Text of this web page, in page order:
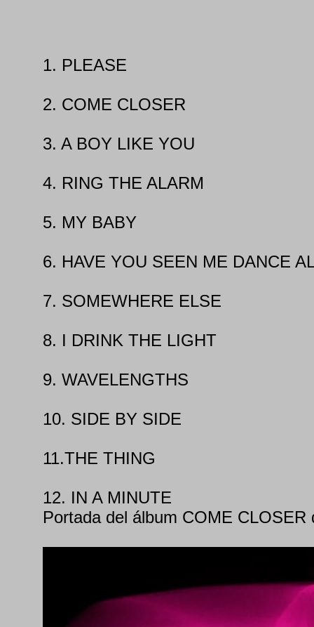
1. PLEASE
2. COME CLOSER
3. A BOY LIKE YOU
4. RING THE ALARM
5. MY BABY
6. HAVE YOU SEEN ME DANCE
7. SOMEWHERE ELSE
8. I DRINK THE LIGHT
9. WAVELENGTHS
10. SIDE BY SIDE
11.THE THING
12. IN A MINUTE
Portada del álbum COME CLOSER